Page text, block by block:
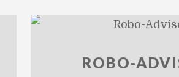
ROBO-